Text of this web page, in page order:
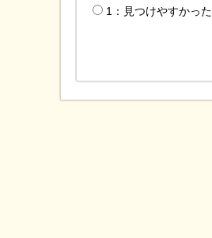
1：見つけやすかった